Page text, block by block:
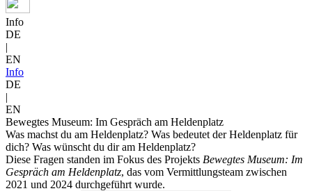
Info
DE
|
EN
Info
DE
|
EN
Bewegtes Museum: Im Gespräch am Heldenplatz
Was machst du am Heldenplatz? Was bedeutet der Heldenplatz für
dich? Was wünscht du dir am Heldenplatz?
Diese Fragen standen im Fokus des Projekts Bewegtes Museum: Im
Gespräch am Heldenplatz, das vom Vermittlungsteam zwischen
2021 und 2024 durchgeführt wurde.